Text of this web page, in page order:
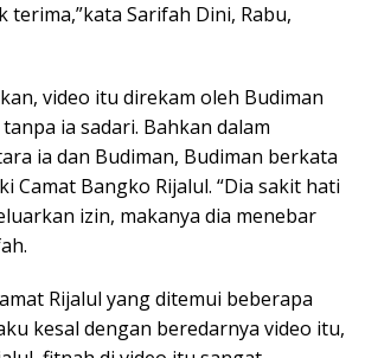
terima,”kata Sarifah Dini, Rabu,
video itu direkam oleh Budiman
ia sadari. Bahkan dalam
ia dan Budiman, Budiman berkata
Camat Bangko Rijalul. “Dia sakit hati
izin, makanya dia menebar
Rijalul yang ditemui beberapa
kesal dengan beredarnya video itu,